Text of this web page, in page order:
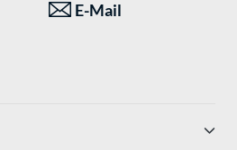
E-Mail